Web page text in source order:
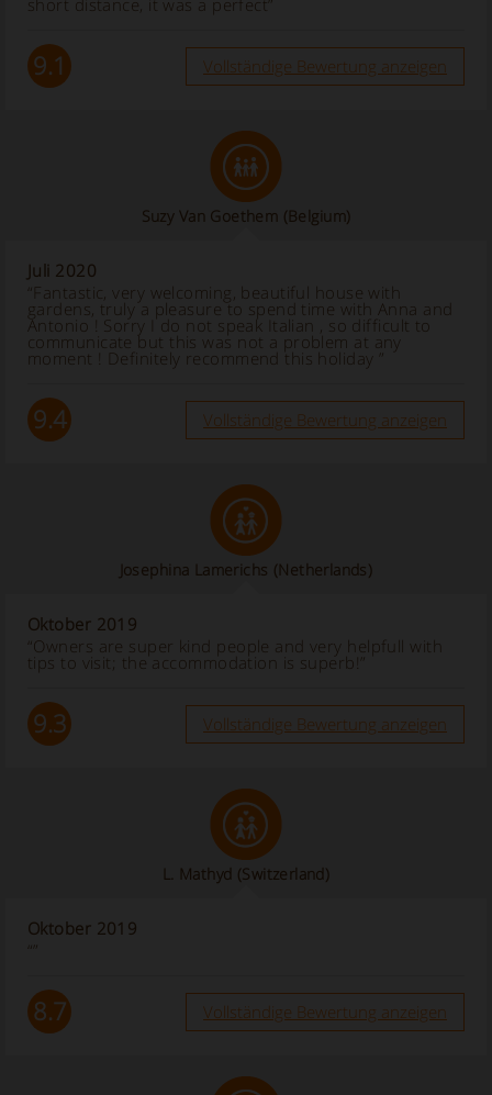
short distance, it was a perfect”
9.1 Vollständige Bewertung anzeigen
Suzy Van Goethem (Belgium)
Juli 2020
“Fantastic, very welcoming, beautiful house with
gardens, truly a pleasure to spend time with Anna and
Antonio ! Sorry I do not speak Italian , so difficult to
communicate but this was not a problem at any
moment ! Definitely recommend this holiday ”
9.4 Vollständige Bewertung anzeigen
Josephina Lamerichs (Netherlands)
Oktober 2019
“Owners are super kind people and very helpfull with
tips to visit; the accommodation is superb!”
9.3 Vollständige Bewertung anzeigen
L. Mathyd (Switzerland)
Oktober 2019
“”
8.7 Vollständige Bewertung anzeigen